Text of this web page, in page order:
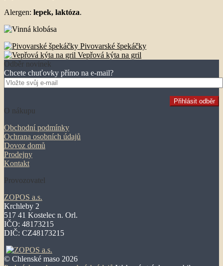
Alergen: lepek, laktóza.
Pivovarské špekáčky
Vepřová kýta na gril
Odběr novinek
Chcete chuťovky přímo na e-mail?
O nákupu
Obchodní podmínky
Ochrana osobních údajů
Dovoz domů
Prodejny
Kontakt
Provozovatel
ZOPOS a.s.
Krchleby 2
517 41 Kostelec n. Orl.
IČO: 48173215
DIČ: CZ48173215
© Chlenské maso 2026